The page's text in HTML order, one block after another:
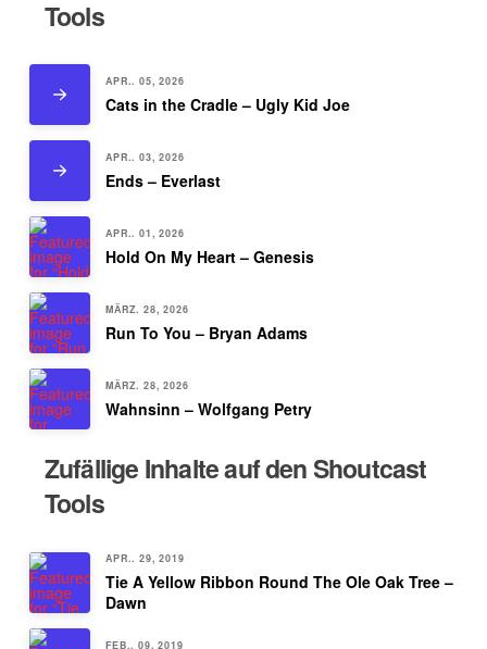
Tools
APR.. 05, 2026
Cats in the Cradle – Ugly Kid Joe
APR.. 03, 2026
Ends – Everlast
APR.. 01, 2026
Hold On My Heart – Genesis
MÄRZ. 28, 2026
Run To You – Bryan Adams
MÄRZ. 28, 2026
Wahnsinn – Wolfgang Petry
Zufällige Inhalte auf den Shoutcast
Tools
APR.. 29, 2019
Tie A Yellow Ribbon Round The Ole Oak Tree –
Dawn
FEB.. 09, 2019